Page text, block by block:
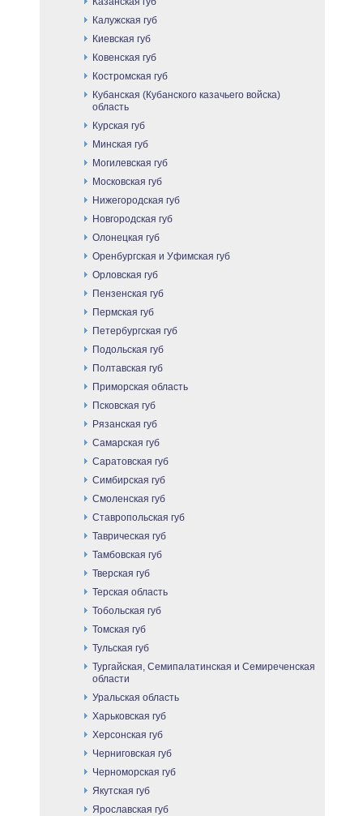
Калужская губ
Киевская губ
Ковенская губ
Костромская губ
Кубанская (Кубанского казачьего войска)
область
Курская губ
Минская губ
Могилевская губ
Московская губ
Нижегородская губ
Новгородская губ
Олонецкая губ
Оренбургская и Уфимская губ
Орловская губ
Пензенская губ
Пермская губ
Петербургская губ
Подольская губ
Полтавская губ
Приморская область
Псковская губ
Рязанская губ
Самарская губ
Саратовская губ
Симбирская губ
Смоленская губ
Ставропольская губ
Таврическая губ
Тамбовская губ
Тверская губ
Терская область
Тобольская губ
Томская губ
Тульская губ
Тургайская, Семипалатинская и Семиреченская
области
Уральская область
Харьковская губ
Херсонская губ
Черниговская губ
Черноморская губ
Якутская губ
Ярославская губ